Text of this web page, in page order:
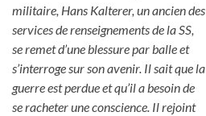
militaire, Hans Kalterer, un ancien des
services de renseignements de la SS,
se remet d’une blessure par balle et
s’interroge sur son avenir. Il sait que la
guerre est perdue et qu’il a besoin de
se racheter une conscience. Il rejoint